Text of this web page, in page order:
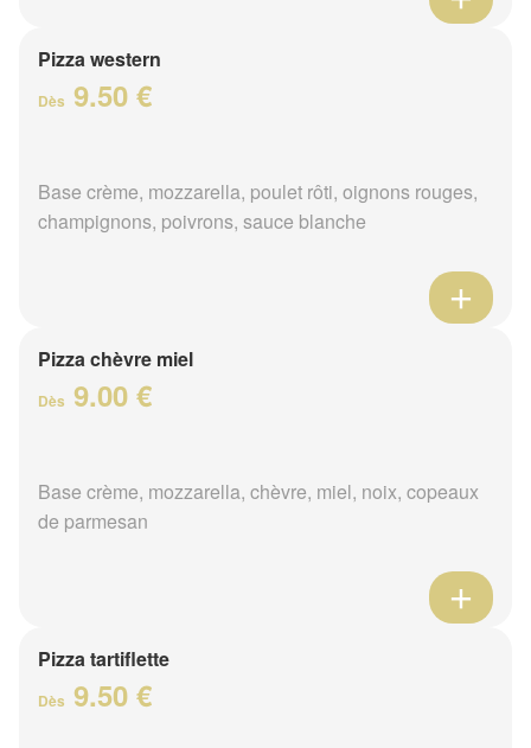
Pizza western
Dès 9.50 €
Base crème, mozzarella, poulet rôti, oignons rouges,
champignons, poivrons, sauce blanche
Pizza chèvre miel
Dès 9.00 €
Base crème, mozzarella, chèvre, miel, noix, copeaux
de parmesan
Pizza tartiflette
Dès 9.50 €